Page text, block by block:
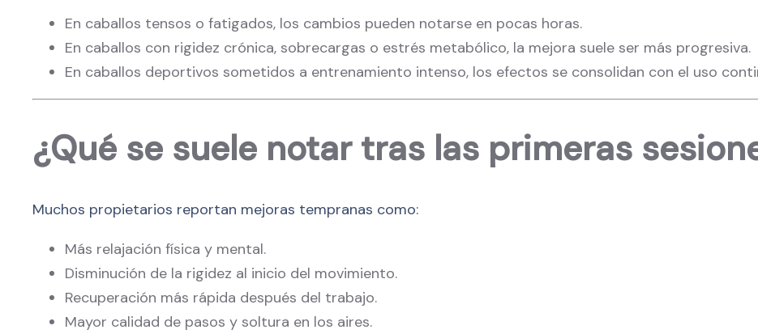
En caballos tensos o fatigados, los cambios pueden notarse en pocas horas.
En caballos con rigidez crónica, sobrecargas o estrés metabólico, la mejora suele ser más progresiva.
En caballos deportivos sometidos a entrenamiento intenso, los efectos se consolidan con el uso
¿Qué se suele notar tras las primeras
Muchos propietarios reportan mejoras tempranas como:
Más relajación física y mental.
Disminución de la rigidez al inicio del movimiento.
Recuperación más rápida después del trabajo.
Mayor calidad de pasos y soltura en los aires.